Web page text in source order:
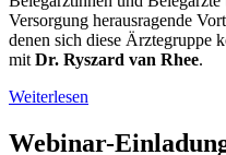
Versorgung herausragende
denen sich diese Ärztegruppe
mit Dr. Ryszard van Rhee.
Weiterlesen
Webinar-